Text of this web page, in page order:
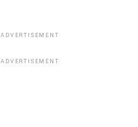
ADVERTISEMENT
ADVERTISEMENT